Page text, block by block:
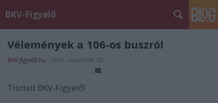
BKV-Figyelő
Vélemények a 106-os buszról
BKV figyelő.hu • 2007. november 20.
Tisztelt BKV-Figyelő!